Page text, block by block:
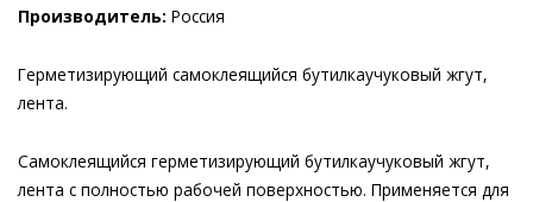
Производитель: Россия
Герметизирующий самоклеящийся бутилкаучуковый жгут,
лента.
Самоклеящийся герметизирующий бутилкаучуковый жгут,
лента с полностью рабочей поверхностью. Применяется для